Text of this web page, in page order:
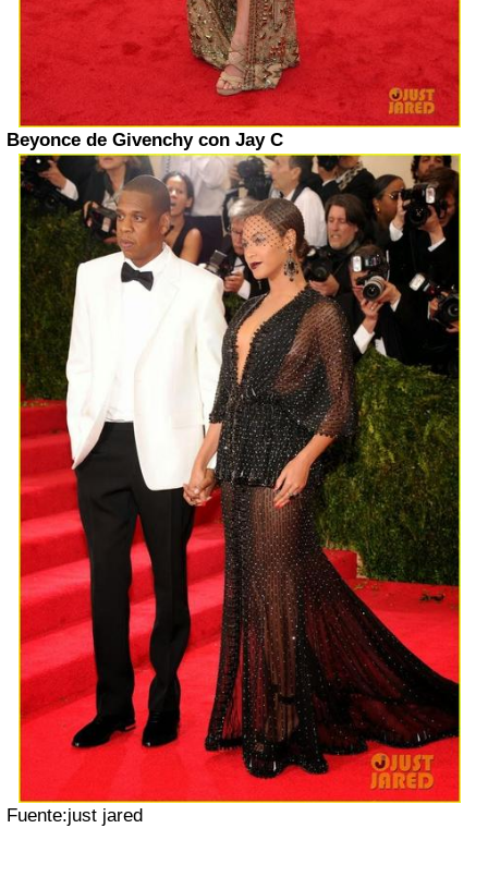
Beyonce de Givenchy con Jay C
Fuente:just jared